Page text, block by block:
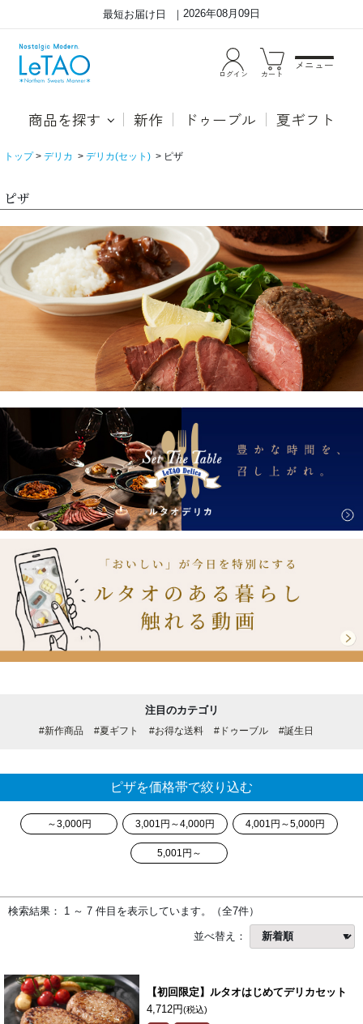
最短お届け日 2026年08月09日
ログイン カート
メニュー
商品を探す 新作 ドゥーブル 夏ギフト
トップ デリカ デリカ(セット) ピザ
ピザ
注目のカテゴリ
#新作商品 #夏ギフト #お得な送料 #ドゥーブル #誕生日
ピザを価格帯で絞り込む
～3,000円 3,001円～4,000円 4,001円～5,000円
5,001円～
検索結果： 1 ～ 7 件目を表示しています。（全7件）
並べ替え：
【初回限定】ルタオはじめてデリカセット
4,712円(税込)